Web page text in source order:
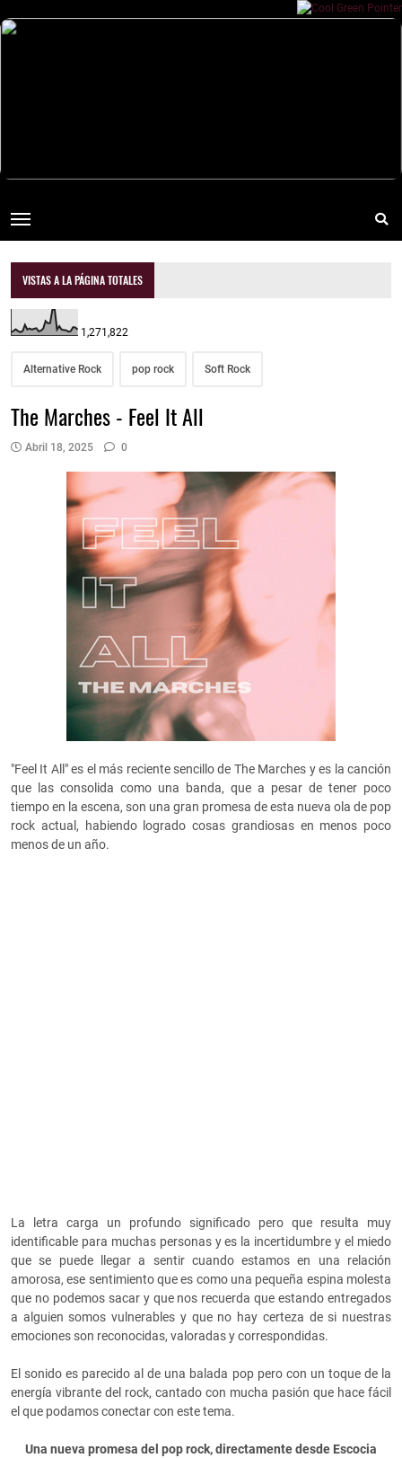
VISTAS A LA PÁGINA TOTALES
1,271,822
Alternative Rock pop rock Soft Rock
The Marches - Feel It All
Abril 18, 2025 0
"Feel It All" es el más reciente sencillo de The Marches y es la canción
que las consolida como una banda, que a pesar de tener poco
tiempo en la escena, son una gran promesa de esta nueva ola de pop
rock actual, habiendo logrado cosas grandiosas en menos poco
menos de un año.
La letra carga un profundo significado pero que resulta muy
identificable para muchas personas y es la incertidumbre y el miedo
que se puede llegar a sentir cuando estamos en una relación
amorosa, ese sentimiento que es como una pequeña espina molesta
que no podemos sacar y que nos recuerda que estando entregados
a alguien somos vulnerables y que no hay certeza de si nuestras
emociones son reconocidas, valoradas y correspondidas.
El sonido es parecido al de una balada pop pero con un toque de la
energía vibrante del rock, cantado con mucha pasión que hace fácil
el que podamos conectar con este tema.
Una nueva promesa del pop rock, directamente desde Escocia